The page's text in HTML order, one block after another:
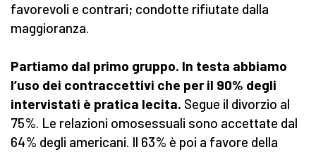
favorevoli e contrari; condotte rifiutate dalla
maggioranza.
Partiamo dal primo gruppo. In testa abbiamo
l’uso dei contraccettivi che per il 90% degli
intervistati è pratica lecita. Segue il divorzio al
75%. Le relazioni omosessuali sono accettate dal
64% degli americani. Il 63% è poi a favore della